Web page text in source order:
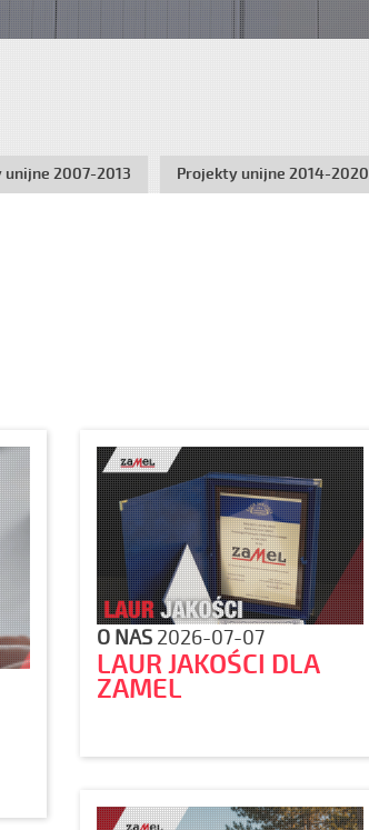
unijne 2007-2013 Projekty unijne 2014-2020
O NAS 2026-07-07
LAUR JAKOŚCI DLA
ZAMEL